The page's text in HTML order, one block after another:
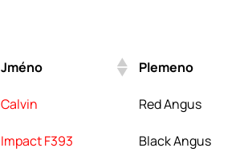
Jméno Plemeno
Jméno Plemeno
Calvin Red Angus
Impact F393 Black Angus